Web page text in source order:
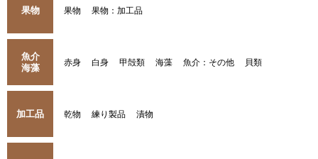
果物 果物 果物：加工品
魚介
海藻
赤身 白身 甲殻類 海藻 魚介：その他 貝類
加工品 乾物 練り製品 漬物